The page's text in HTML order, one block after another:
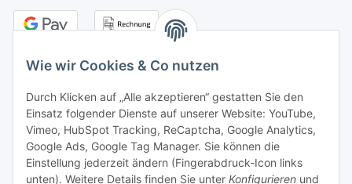
Wie wir Cookies & Co nutzen
Durch Klicken auf „Alle akzeptieren“ gestatten Sie den
Einsatz folgender Dienste auf unserer Website: YouTube,
Vimeo, HubSpot Tracking, ReCaptcha, Google Analytics,
Google Ads, Google Tag Manager. Sie können die
Einstellung jederzeit ändern (Fingerabdruck-Icon links
unten). Weitere Details finden Sie unter Konfigurieren und
Kontakt
Adresse:
senne products GmbH
Industriestr. 15